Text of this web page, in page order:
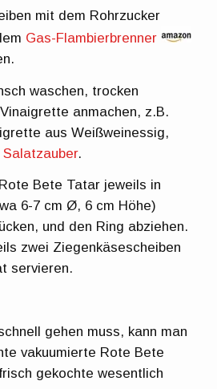
mit dem Rohrzucker
Gas-Flambierbrenner
waschen, trocken
anmachen, z.B.
aus Weißweinessig,
Salatzauber.
Bete Tatar jeweils in
6-7 cm Ø, 6 cm Höhe)
und den Ring abziehen.
zwei Ziegenkäsescheiben
servieren.
gehen muss, kann man
vakuumierte Rote Bete
gekochte wesentlich